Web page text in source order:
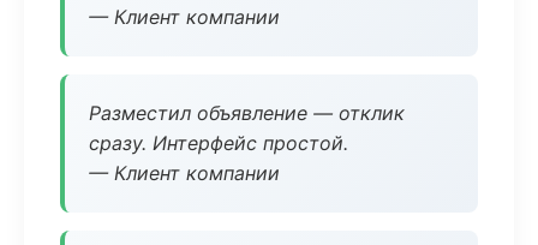
— Клиент компании
Разместил объявление — отклик
сразу. Интерфейс простой.
— Клиент компании